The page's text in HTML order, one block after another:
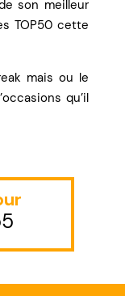
son meilleur
TOP50 cette
mais ou le
qu’il